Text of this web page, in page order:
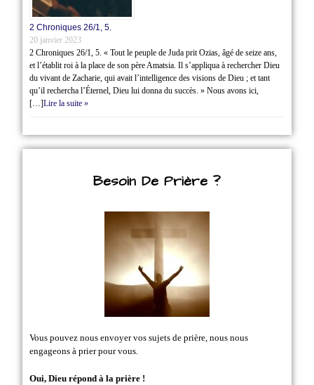
2 Chroniques 26/1‭, ‬5.
20 janvier 2023
2 Chroniques 26/1‭, ‬5. « Tout le peuple de Juda prit Ozias, âgé de seize ans,
et l’établit roi à la place de son père Amatsia. Il s’appliqua à rechercher Dieu
du vivant de Zacharie, qui avait l’intelligence des visions de Dieu ; et tant
qu’il rechercha l’Éternel, Dieu lui donna du succès. » Nous avons ici,
[…]Lire la suite »
Besoin De Prière ?
Vous pouvez nous envoyer vos sujets de prière, nous nous
engageons à prier pour vous.
Oui, Dieu répond à la prière !